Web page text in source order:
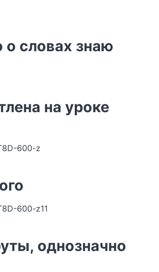
о словах знаю
на уроке
однозначно